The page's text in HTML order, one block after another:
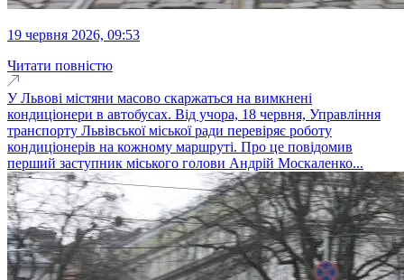
19 червня 2026, 09:53
Читати повністю
У Львові містяни масово скаржаться на вимкнені
кондиціонери в автобусах. Від учора, 18 червня, Управління
транспорту Львівської міської ради перевіряє роботу
кондиціонерів на кожному маршруті. Про це повідомив
перший заступник міського голови Андрій Москаленко...